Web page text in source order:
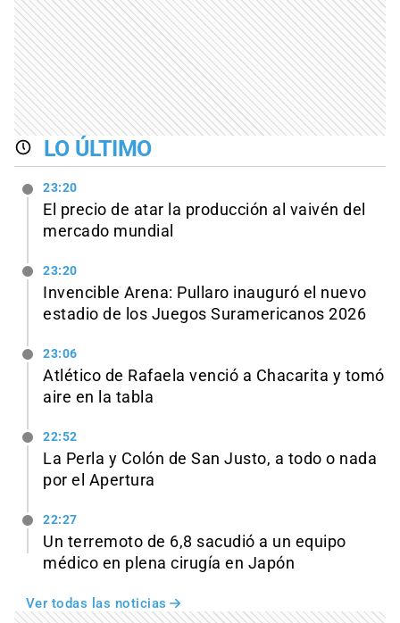
LO ÚLTIMO
23:20
El precio de atar la producción al vaivén del
mercado mundial
23:20
Invencible Arena: Pullaro inauguró el nuevo
estadio de los Juegos Suramericanos 2026
23:06
Atlético de Rafaela venció a Chacarita y tomó
aire en la tabla
22:52
La Perla y Colón de San Justo, a todo o nada
por el Apertura
22:27
Un terremoto de 6,8 sacudió a un equipo
médico en plena cirugía en Japón
Ver todas las noticias